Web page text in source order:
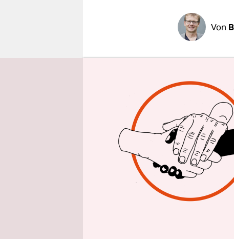
Von
ihres
mehr
Schäden
Extreme
geht aus
des UN-
18. 11. in